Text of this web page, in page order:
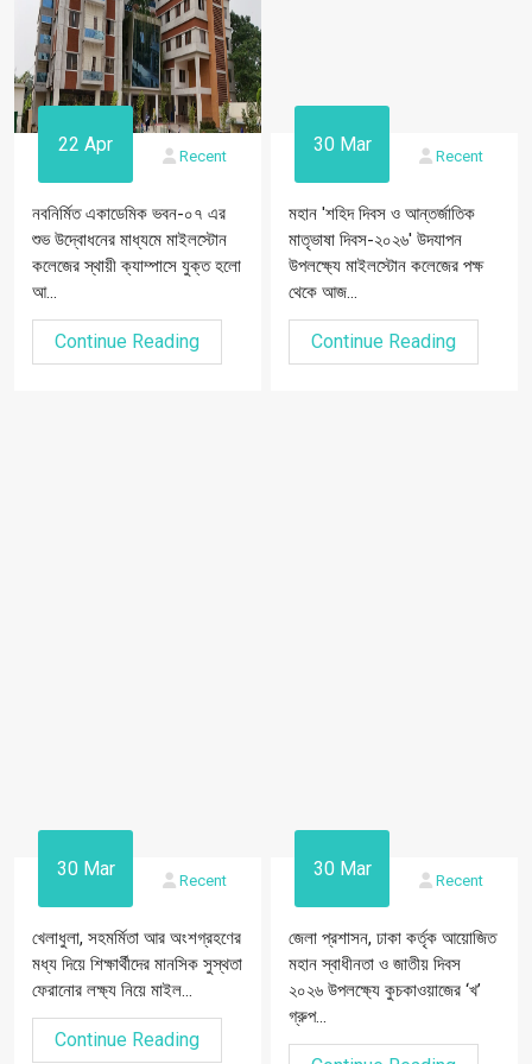
22 Apr
Recent
নবনির্মিত একাডেমিক ভবন-০৭ এর
শুভ উদ্বোধনের মাধ্যমে মাইলস্টোন
কলেজের স্থায়ী ক্যাম্পাসে যুক্ত হলো
আ...
Continue Reading
30 Mar
Recent
মহান 'শহিদ দিবস ও আন্তর্জাতিক
মাতৃভাষা দিবস-২০২৬' উদযাপন
উপলক্ষ্যে মাইলস্টোন কলেজের পক্ষ
থেকে আজ...
Continue Reading
30 Mar
Recent
খেলাধুলা, সহমর্মিতা আর অংশগ্রহণের
মধ্য দিয়ে শিক্ষার্থীদের মানসিক সুস্থতা
ফেরানোর লক্ষ্য নিয়ে মাইল...
Continue Reading
30 Mar
Recent
জেলা প্রশাসন, ঢাকা কর্তৃক আয়োজিত
মহান স্বাধীনতা ও জাতীয় দিবস
২০২৬ উপলক্ষ্যে কুচকাওয়াজের ‘খ’
গ্রুপ...